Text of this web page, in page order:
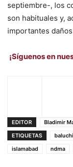
septiembre-, los
son habituales y,
importantes
¡Síguenos en
EDITOR
Bladimir
ETIQUETAS
islamabad
ndma